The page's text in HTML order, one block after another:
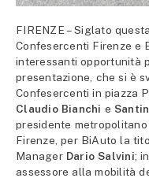
FIRENZE – Siglato
Confesercenti Firenze e
interessanti opportunità
presentazione, che si è
Confesercenti in piazza
Claudio Bianchi e
presidente
Firenze, per BiAuto la
Manager Dario Salvini;
assessore alla mobilità